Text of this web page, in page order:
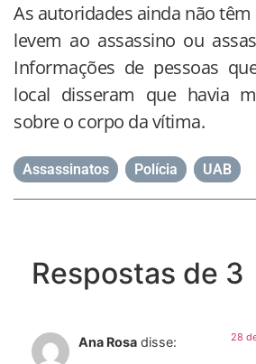
As autoridades ainda não
levem ao assassino ou
Informações de pessoas
local disseram que havia
sobre o corpo da vítima.
Assassinatos Polícia UAB
Respostas de 3
Ana Rosa disse: 28